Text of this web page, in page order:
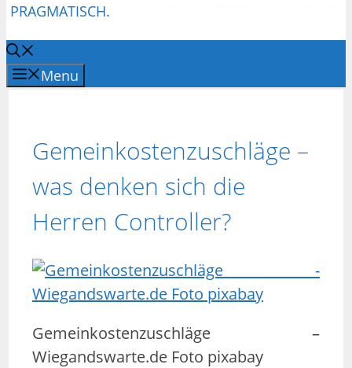
PRAGMATISCH.
Menu
Gemeinkostenzuschläge –
was denken sich die
Herren Controller?
Gemeinkostenzuschläge –
Wiegandswarte.de Foto pixabay